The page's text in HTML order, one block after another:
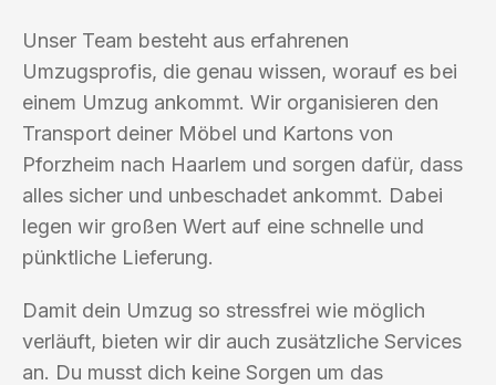
Unser Team besteht aus erfahrenen
Umzugsprofis, die genau wissen, worauf es bei
einem Umzug ankommt. Wir organisieren den
Transport deiner Möbel und Kartons von
Pforzheim nach Haarlem und sorgen dafür, dass
alles sicher und unbeschadet ankommt. Dabei
legen wir großen Wert auf eine schnelle und
pünktliche Lieferung.
Damit dein Umzug so stressfrei wie möglich
verläuft, bieten wir dir auch zusätzliche Services
an. Du musst dich keine Sorgen um das